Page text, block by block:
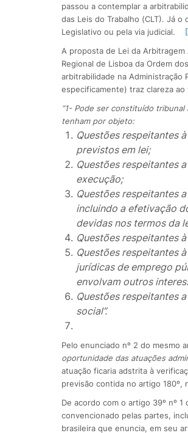
passou a contemplar a
das Leis do Trabalho (CLT). Já
Legislativo ou pela via judicial.
A proposta de Lei da
Regional de Lisboa da Ordem
arbitrabilidade na Administração
especificamente) traz clareza ao
“1- Pode ser constituído
tenham por objeto:
Questões respeitantes
previstos em lei;
Questões respeitantes
execução;
Questões respeitantes
incluindo a efetivação
devidas nos termos da
Questões respeitantes
Questões respeitantes
jurídicas de emprego
envolvam outros
Questões respeitantes
social”.
Pelo enunciado nº 2 do mesmo
oportunidade das atuações
atuação ficaria adstrita à
previsão contida no artigo 180º,
De acordo com o artigo 39º nº
convencionado pelas partes,
brasileira que enuncia, em seu